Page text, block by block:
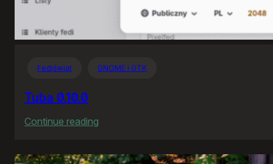
Fediświat GNOME i GTK
Tuba 0.10.0
Continue reading
0.10.0